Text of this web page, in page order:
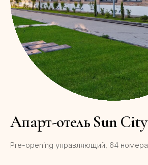
Апарт-отель Sun City
Pre-opening управляющий, 64 номера